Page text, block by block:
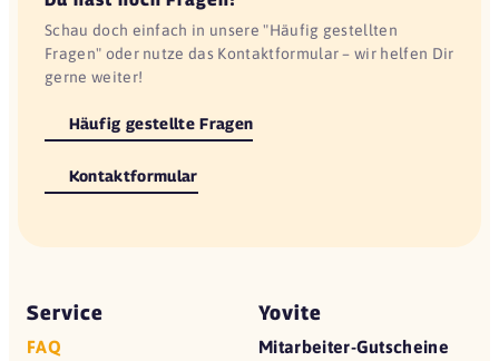
Schau doch einfach in unsere "Häufig gestellten
Fragen" oder nutze das Kontaktformular – wir helfen Dir
gerne weiter!
Häufig gestellte Fragen
Kontaktformular
Service
FAQ
Yovite
Mitarbeiter-Gutscheine